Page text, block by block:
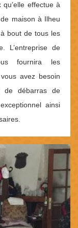
effectue à
maison à Ilheu
bout de tous les
L’entreprise de
fournira les
avez besoin
de débarras de
ainsi